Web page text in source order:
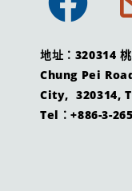
地址：320314
Chung Pei
City, 320314,
Tel：+886-3-